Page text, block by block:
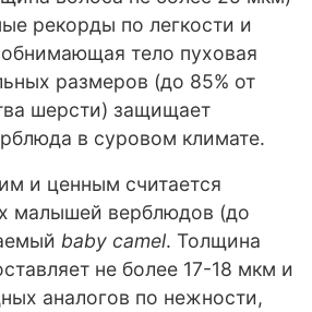
рекорды по легкости и
тело пуховая
размеров (до 85% от
шерсти) защищает
в суровом климате.
и ценным считается
малышей верблюдов (до
baby camel. Толщина
не более 17-18 мкм и
аналогов по нежности,